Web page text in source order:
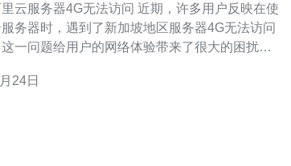
器4G无法访问 近期，许多用户反映在使
务器时，遇到了新加坡地区服务器4G无法访问
一问题给用户的网络体验带来了很大的困扰，
器4G无法访24日